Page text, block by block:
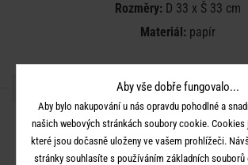
Rozměry:D 33 x Š 33 cm
Materiál:papír
SDÍLEJTE S PŘÁTELI
Aby vše dobře fungovalo...
Aby bylo nakupování u nás opravdu pohodlné a
našich webových stránkách soubory cookie. Cookies
které jsou dočasně uloženy ve vašem prohlížeči.
stránky souhlasíte s používáním základních souborů